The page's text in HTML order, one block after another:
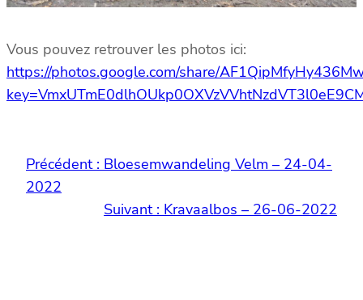
Vous pouvez retrouver les photos ici:
https://photos.google.com/share/
Précédent : Bloesemwandeling Velm – 24-04-
2022
Suivant : Kravaalbos – 26-06-2022